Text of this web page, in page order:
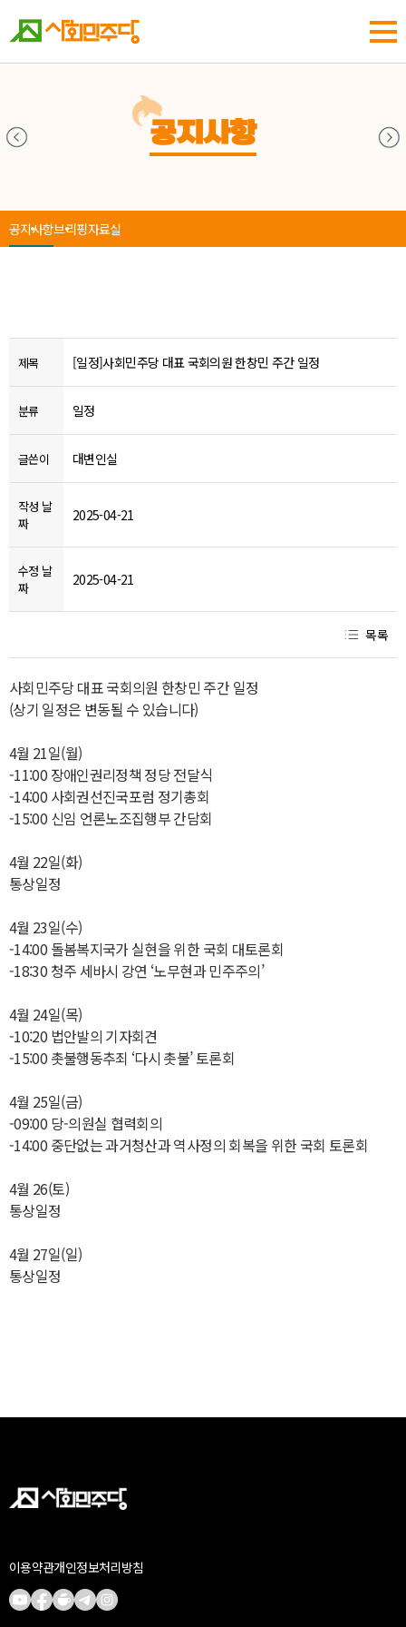
공지사항
공지사항브리핑자료실
제목 [일정]사회민주당 대표 국회의원 한창민 주간 일정
분류 일정
글쓴이 대변인실
작성 날
짜
2025-04-21
수정 날
짜
2025-04-21
목록
사회민주당 대표 국회의원 한창민 주간 일정
(상기 일정은 변동될 수 있습니다)
4월 21일(월)
-11:00 장애인권리정책 정당 전달식
-14:00 사회권선진국포럼 정기총회
-15:00 신임 언론노조집행부 간담회
4월 22일(화)
통상일정
4월 23일(수)
-14:00 돌봄복지국가 실현을 위한 국회 대토론회
-18:30 청주 세바시 강연 ‘노무현과 민주주의’
4월 24일(목)
-10:20 법안발의 기자회견
-15:00 촛불행동추죄 ‘다시 촛불’ 토론회
4월 25일(금)
-09:00 당-의원실 협력회의
-14:00 중단없는 과거청산과 역사정의 회복을 위한 국회 토론회
4월 26(토)
통상일정
4월 27일(일)
통상일정
이용약관개인정보처리방침